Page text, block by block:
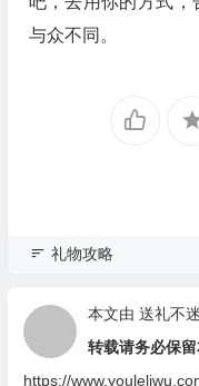
与众不同。
礼物攻略
本文由 送礼不
转载请务必保留
https://